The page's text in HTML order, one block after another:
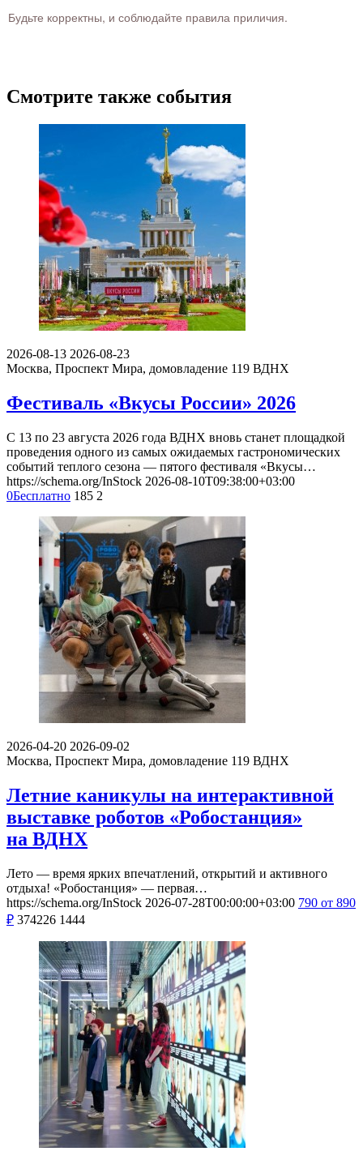
Будьте корректны, и соблюдайте правила приличия.
Смотрите также события
2026-08-13 2026-08-23
Москва, Проспект Мира, домовладение 119 ВДНХ
Фестиваль «Вкусы России» 2026
С 13 по 23 августа 2026 года ВДНХ вновь станет площадкой
проведения одного из самых ожидаемых гастрономических
событий теплого сезона — пятого фестиваля «Вкусы…
https://schema.org/InStock 2026-08-10T09:38:00+03:00
0Бесплатно 185 2
2026-04-20 2026-09-02
Москва, Проспект Мира, домовладение 119 ВДНХ
Летние каникулы на интерактивной
выставке роботов «Робостанция»
на ВДНХ
Лето — время ярких впечатлений, открытий и активного
отдыха! «Робостанция» — первая…
https://schema.org/InStock 2026-07-28T00:00:00+03:00 790 от 890
₽ 374226 1444